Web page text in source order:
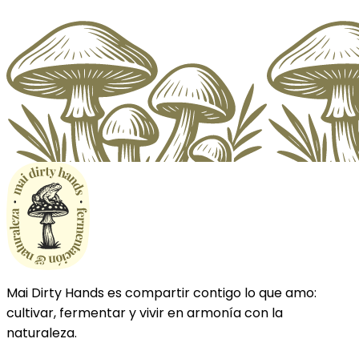
Mai Dirty Hands es compartir contigo lo que amo:
cultivar, fermentar y vivir en armonía con la
naturaleza.